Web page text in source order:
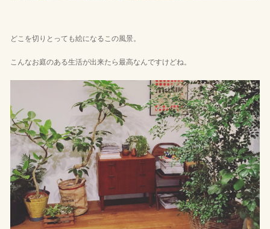
どこを切りとっても絵になるこの風景。
こんなお庭のある生活が出来たら最高なんですけどね。